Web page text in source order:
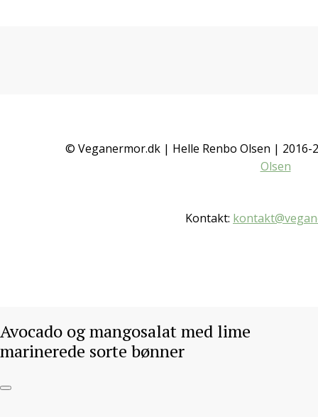
mangosalat med
sorte bønner
© Veganermor.dk | Helle Renbo Olsen |
Olsen
Kontakt:
Avocado og mangosalat med lime
marinerede sorte bønner